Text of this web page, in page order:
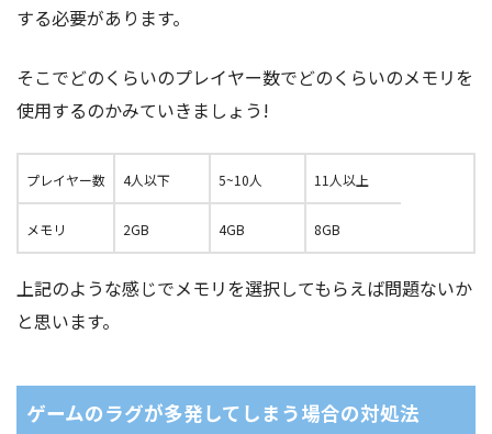
する必要があります。
そこでどのくらいのプレイヤー数でどのくらいのメモリを
使用するのかみていきましょう!
プレイヤー数 4人以下 5~10人 11人以上
メモリ 2GB 4GB 8GB
上記のような感じでメモリを選択してもらえば問題ないか
と思います。
ゲームのラグが多発してしまう場合の対処法